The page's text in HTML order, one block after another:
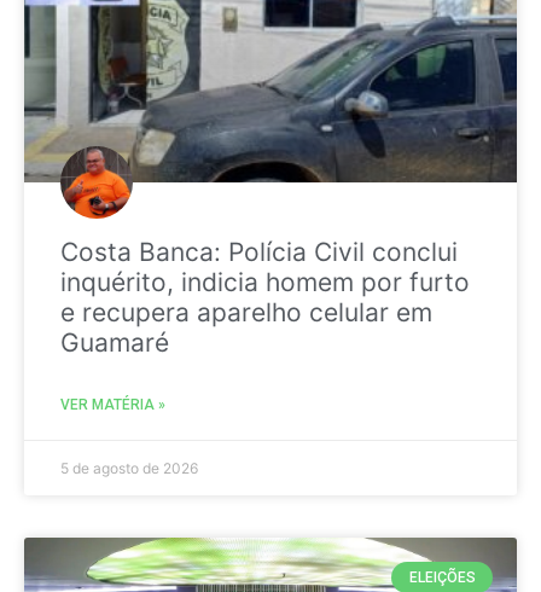
Costa Banca: Polícia Civil conclui
inquérito, indicia homem por furto
e recupera aparelho celular em
Guamaré
VER MATÉRIA »
5 de agosto de 2026
ELEIÇÕES